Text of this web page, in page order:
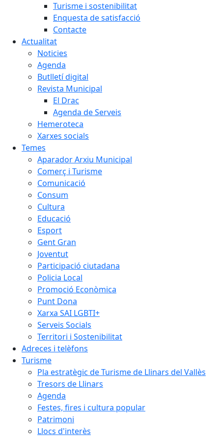
Turisme i sostenibilitat
Enquesta de satisfacció
Contacte
Actualitat
Noticies
Agenda
Butlletí digital
Revista Municipal
El Drac
Agenda de Serveis
Hemeroteca
Xarxes socials
Temes
Aparador Arxiu Municipal
Comerç i Turisme
Comunicació
Consum
Cultura
Educació
Esport
Gent Gran
Joventut
Participació ciutadana
Policia Local
Promoció Econòmica
Punt Dona
Xarxa SAI LGBTI+
Serveis Socials
Territori i Sostenibilitat
Adreces i telèfons
Turisme
Pla estratègic de Turisme de Llinars del Vallès
Tresors de Llinars
Agenda
Festes, fires i cultura popular
Patrimoni
Llocs d'interès